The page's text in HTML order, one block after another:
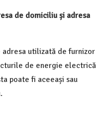
de domiciliu și adresa
utilizată de furnizor
de energie electrică
poate fi aceeași sau